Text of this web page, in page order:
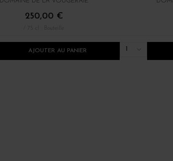
250,00 €
AJOUTER AU PANIER